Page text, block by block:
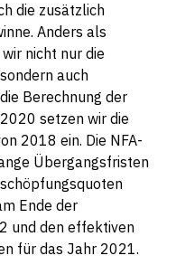
die zusätzlich
Anders als
nicht nur die
auch
Berechnung der
setzen wir die
2018 ein. Die NFA-
Übergangsfristen
Ende der
und den effektiven
für das Jahr 2021.